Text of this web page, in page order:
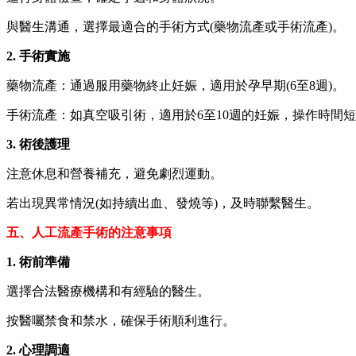
與醫生溝通，選擇最適合的手術方式(藥物流產或手術流產)。
2. 手術實施
藥物流產：通過服用藥物終止妊娠，適用於孕早期(6至8週)。
手術流產：如真空吸引術，適用於6至10週的妊娠，操作時間短
3. 術後護理
注意休息和營養補充，避免劇烈運動。
若出現異常情況(如持續出血、發燒等)，及時聯繫醫生。
五、人工流產手術的注意事項
1. 術前準備
選擇合法醫療機構和有經驗的醫生。
按醫囑禁食和禁水，確保手術順利進行。
2. 心理調適